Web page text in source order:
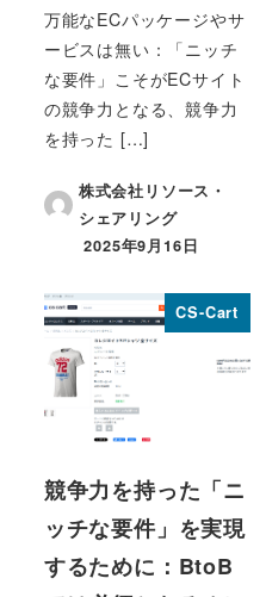
万能なECパッケージやサ
ービスは無い：「ニッチ
な要件」こそがECサイト
の競争力となる、競争力
を持った […]
株式会社リソース・
シェアリング
投稿日
2025年9月16日
CS-Cart
競争力を持った「ニ
ッチな要件」を実現
するために：BtoB